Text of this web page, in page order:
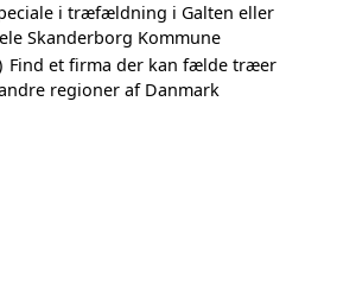
i træfældning i Galten eller
Skanderborg Kommune
Find et firma der kan fælde træer
regioner af Danmark